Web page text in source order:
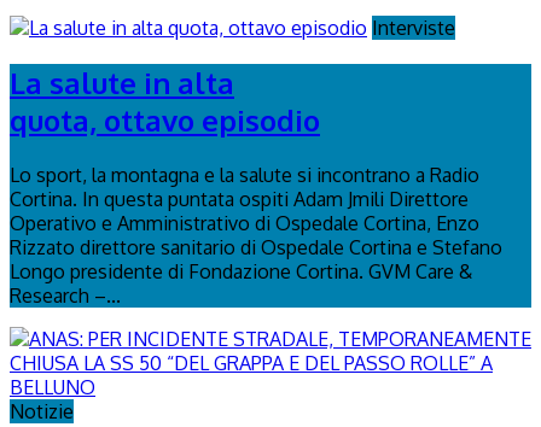
Interviste
La salute in alta
quota, ottavo episodio
Lo sport, la montagna e la salute si incontrano a Radio
Cortina. In questa puntata ospiti Adam Jmili Direttore
Operativo e Amministrativo di Ospedale Cortina, Enzo
Rizzato direttore sanitario di Ospedale Cortina e Stefano
Longo presidente di Fondazione Cortina. GVM Care &
Research –...
Notizie